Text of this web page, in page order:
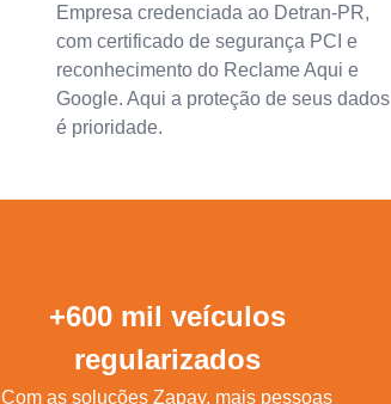
Empresa credenciada ao Detran-PR,
com certificado de segurança PCI e
reconhecimento do Reclame Aqui e
Google. Aqui a proteção de seus dados
é prioridade.
+600 mil veículos
regularizados
Com as soluções Zapay, mais pessoas